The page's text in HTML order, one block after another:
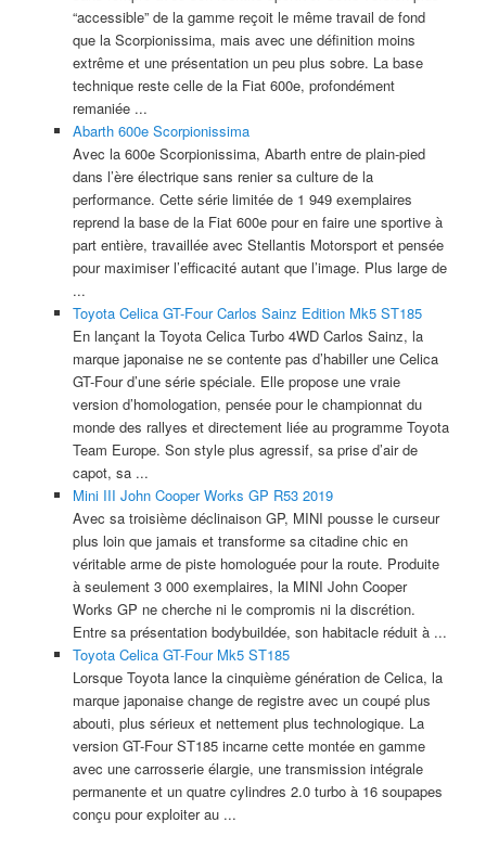
“accessible” de la gamme reçoit le même travail de fond
que la Scorpionissima, mais avec une définition moins
extrême et une présentation un peu plus sobre. La base
technique reste celle de la Fiat 600e, profondément
remaniée ...
Abarth 600e Scorpionissima
Avec la 600e Scorpionissima, Abarth entre de plain-pied
dans l’ère électrique sans renier sa culture de la
performance. Cette série limitée de 1 949 exemplaires
reprend la base de la Fiat 600e pour en faire une sportive à
part entière, travaillée avec Stellantis Motorsport et pensée
pour maximiser l’efficacité autant que l’image. Plus large de
...
Toyota Celica GT-Four Carlos Sainz Edition Mk5 ST185
En lançant la Toyota Celica Turbo 4WD Carlos Sainz, la
marque japonaise ne se contente pas d’habiller une Celica
GT-Four d’une série spéciale. Elle propose une vraie
version d’homologation, pensée pour le championnat du
monde des rallyes et directement liée au programme Toyota
Team Europe. Son style plus agressif, sa prise d’air de
capot, sa ...
Mini III John Cooper Works GP R53 2019
Avec sa troisième déclinaison GP, MINI pousse le curseur
plus loin que jamais et transforme sa citadine chic en
véritable arme de piste homologuée pour la route. Produite
à seulement 3 000 exemplaires, la MINI John Cooper
Works GP ne cherche ni le compromis ni la discrétion.
Entre sa présentation bodybuildée, son habitacle réduit à ...
Toyota Celica GT-Four Mk5 ST185
Lorsque Toyota lance la cinquième génération de Celica, la
marque japonaise change de registre avec un coupé plus
abouti, plus sérieux et nettement plus technologique. La
version GT-Four ST185 incarne cette montée en gamme
avec une carrosserie élargie, une transmission intégrale
permanente et un quatre cylindres 2.0 turbo à 16 soupapes
conçu pour exploiter au ...